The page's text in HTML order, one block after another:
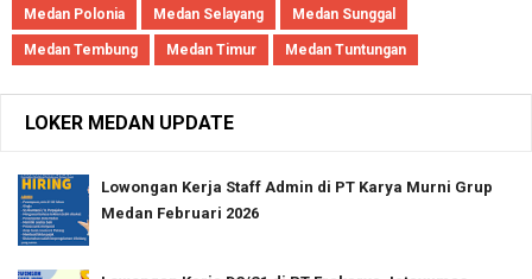
Medan Polonia Medan Selayang Medan Sunggal
Medan Tembung Medan Timur Medan Tuntungan
LOKER MEDAN UPDATE
Lowongan Kerja Staff Admin di PT Karya Murni Grup
Medan Februari 2026